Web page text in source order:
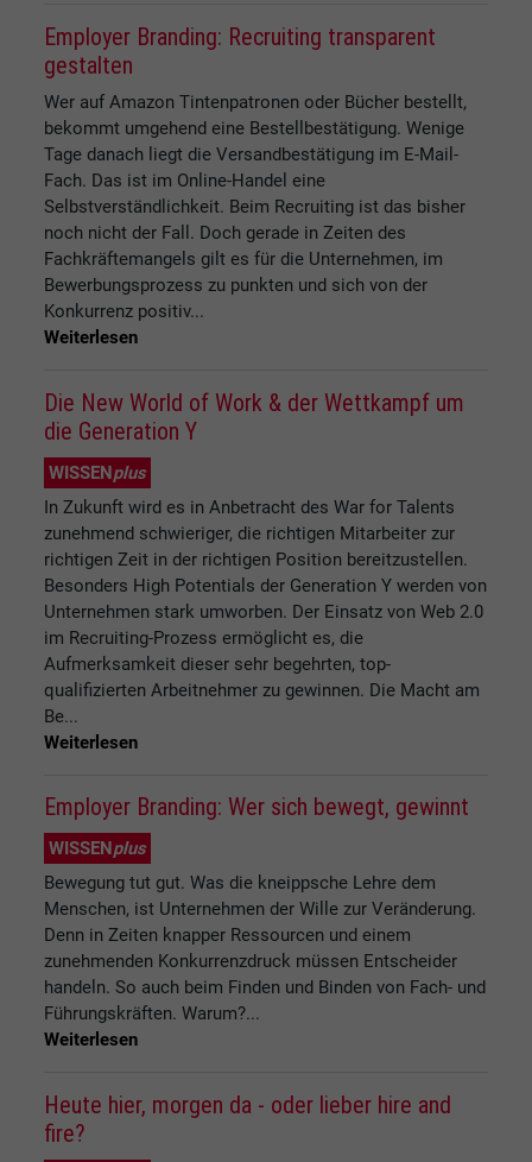
Employer Branding: Recruiting transparent
gestalten
Wer auf Amazon Tintenpatronen oder Bücher bestellt,
bekommt umgehend eine Bestellbestätigung. Wenige
Tage danach liegt die Versandbestätigung im E-Mail-
Fach. Das ist im Online-Handel eine
Selbstverständlichkeit. Beim Recruiting ist das bisher
noch nicht der Fall. Doch gerade in Zeiten des
Fachkräftemangels gilt es für die Unternehmen, im
Bewerbungsprozess zu punkten und sich von der
Konkurrenz positiv...
Weiterlesen
Die New World of Work & der Wettkampf um
die Generation Y
WISSENplus
In Zukunft wird es in Anbetracht des War for Talents
zunehmend schwieriger, die richtigen Mitarbeiter zur
richtigen Zeit in der richtigen Position bereitzustellen.
Besonders High Potentials der Generation Y werden von
Unternehmen stark umworben. Der Einsatz von Web 2.0
im Recruiting-Prozess ermöglicht es, die
Aufmerksamkeit dieser sehr begehrten, top-
qualifizierten Arbeitnehmer zu gewinnen. Die Macht am
Be...
Weiterlesen
Employer Branding: Wer sich bewegt, gewinnt
WISSEN plus
Bewegung tut gut. Was die kneippsche Lehre dem
Menschen, ist Unternehmen der Wille zur Veränderung.
Denn in Zeiten knapper Ressourcen und einem
zunehmenden Konkurrenzdruck müssen Entscheider
handeln. So auch beim Finden und Binden von Fach- und
Führungskräften. Warum?...
Weiterlesen
Heute hier, morgen da - oder lieber hire and
fire?